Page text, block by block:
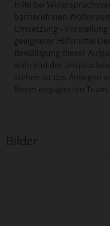
provided to them or that
of their services.
Hilfe bei
barrierefreien
Umsetzung -
geeigneter Hilfsmittel
Bewältigung dieser
während der
stehen ist das Anliegen
Ihrem engagierten Team.
Bilder